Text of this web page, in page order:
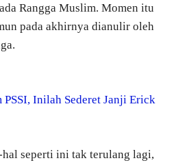
Rangga Muslim. Momen itu
pada akhirnya dianulir oleh
PSSI, Inilah Sederet Janji Erick
seperti ini tak terulang lagi,